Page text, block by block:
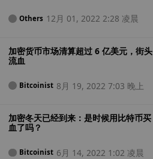
Others 12月 01, 2022 2:28 凌晨
加密货币市场清算超过 6 亿美元，街头
流血
Bitcoinist 8月 19, 2022 7:03 晚上
加密冬天已经到来：是时候用比特币买
血了吗？
Bitcoinist 6月 14, 2022 1:02 凌晨